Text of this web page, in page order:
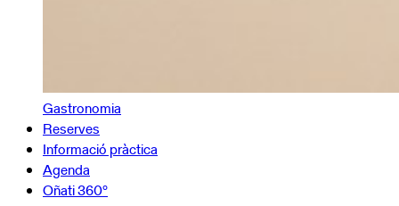
Gastronomia
Reserves
Informació pràctica
Agenda
Oñati 360º